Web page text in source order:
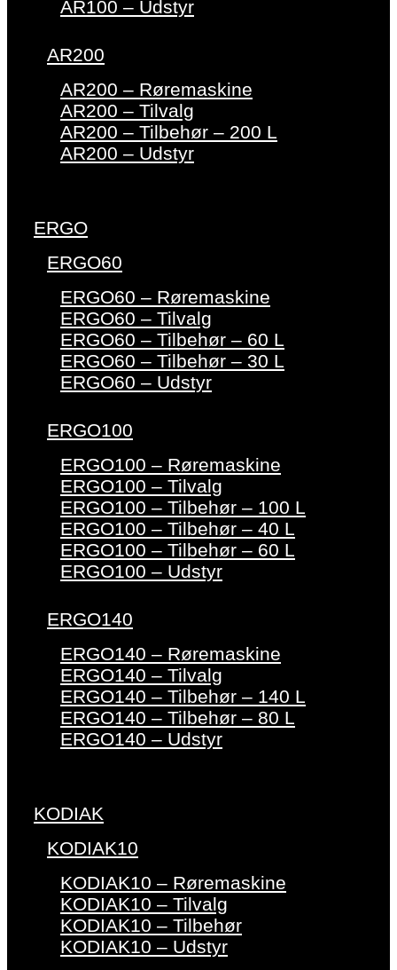
AR100 – Udstyr
AR200
AR200 – Røremaskine
AR200 – Tilvalg
AR200 – Tilbehør – 200 L
AR200 – Udstyr
ERGO
ERGO60
ERGO60 – Røremaskine
ERGO60 – Tilvalg
ERGO60 – Tilbehør – 60 L
ERGO60 – Tilbehør – 30 L
ERGO60 – Udstyr
ERGO100
ERGO100 – Røremaskine
ERGO100 – Tilvalg
ERGO100 – Tilbehør – 100 L
ERGO100 – Tilbehør – 40 L
ERGO100 – Tilbehør – 60 L
ERGO100 – Udstyr
ERGO140
ERGO140 – Røremaskine
ERGO140 – Tilvalg
ERGO140 – Tilbehør – 140 L
ERGO140 – Tilbehør – 80 L
ERGO140 – Udstyr
KODIAK
KODIAK10
KODIAK10 – Røremaskine
KODIAK10 – Tilvalg
KODIAK10 – Tilbehør
KODIAK10 – Udstyr